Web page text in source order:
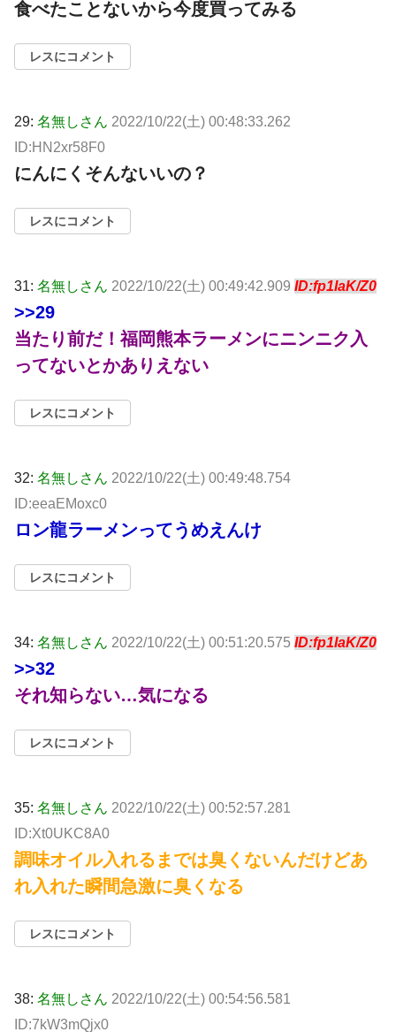
食べたことないから今度買ってみる
レスにコメント
29: 名無しさん 2022/10/22(土) 00:48:33.262
ID:HN2xr58F0
にんにくそんないいの？
レスにコメント
31: 名無しさん 2022/10/22(土) 00:49:42.909 ID:fp1IaK/Z0
>>29
当たり前だ！福岡熊本ラーメンにニンニク入
ってないとかありえない
レスにコメント
32: 名無しさん 2022/10/22(土) 00:49:48.754
ID:eeaEMoxc0
ロン龍ラーメンってうめえんけ
レスにコメント
34: 名無しさん 2022/10/22(土) 00:51:20.575 ID:fp1IaK/Z0
>>32
それ知らない…気になる
レスにコメント
35: 名無しさん 2022/10/22(土) 00:52:57.281
ID:Xt0UKC8A0
調味オイル入れるまでは臭くないんだけどあ
れ入れた瞬間急激に臭くなる
レスにコメント
38: 名無しさん 2022/10/22(土) 00:54:56.581
ID:7kW3mQjx0